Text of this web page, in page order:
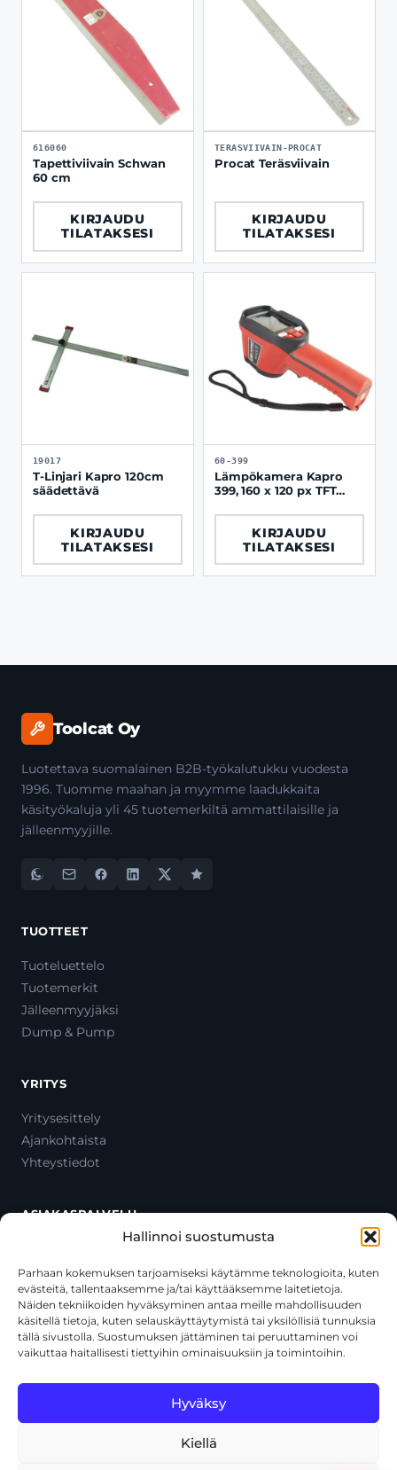
Hallinnoi suostumusta
Parhaan kokemuksen tarjoamiseksi käytämme teknologioita, kuten
evästeitä, tallentaaksemme ja/tai käyttääksemme laitetietoja.
Näiden tekniikoiden hyväksyminen antaa meille mahdollisuuden
käsitellä tietoja, kuten selauskäyttäytymistä tai yksilöllisiä tunnuksia
tällä sivustolla. Suostumuksen jättäminen tai peruuttaminen voi
vaikuttaa haitallisesti tiettyihin ominaisuuksiin ja toimintoihin.
Hyväksy
Kiellä
616060
Tapettiviivain Schwan
60 cm
KIRJAUDU
TILATAKSESI
TERASVIIVAIN-PROCAT
Procat Teräsviivain
KIRJAUDU
TILATAKSESI
19017
T-Linjari Kapro 120cm
säädettävä
KIRJAUDU
TILATAKSESI
60-399
Lämpökamera Kapro
399, 160 x 120 px TFT
KIRJAUDU
TILATAKSESI
Toolcat Oy
Luotettava suomalainen B2B-työkalutukku vuodesta
1996. Tuomme maahan ja myymme laadukkaita
käsityökaluja yli 45 tuotemerkiltä ammattilaisille ja
jälleenmyyjille.
TUOTTEET
Tuoteluettelo
Tuotemerkit
Jälleenmyyjäksi
Dump & Pump
YRITYS
Yritysesittely
Ajankohtaista
Yhteystiedot
ASIAKASPALVELU
Oma tili
Maksutavat
Toimitustavat
Usein kysytyt kysymykset
+358 44 270 3795
asiakaspalvelu@toolcat.fi